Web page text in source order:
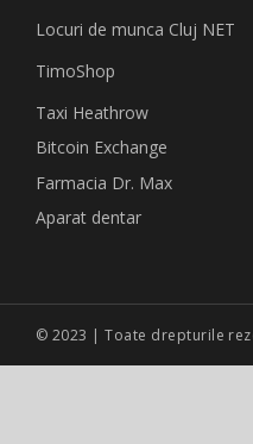
Locuri de munca Cluj NET
TimoShop
Taxi Heathrow
Bitcoin Exchange
Farmacia Dr. Max
Aparat dentar
© 2023 | Toate drepturile